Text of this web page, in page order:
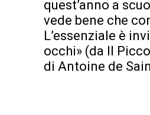
quest’anno a
vede bene che
L’essenziale è
occhi» (da Il
di Antoine de